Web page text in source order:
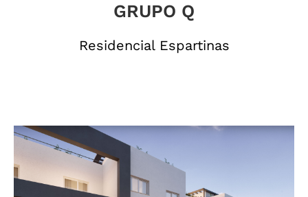
GRUPO Q
Residencial Espartinas